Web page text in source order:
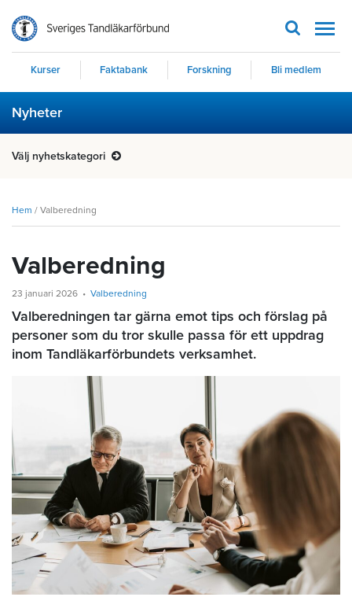
Kurser Faktabank Forskning Bli medlem
Nyheter
Välj nyhetskategori
Hem / Valberedning
Valberedning
23 januari 2026 Valberedning
Valberedningen tar gärna emot tips och förslag på
personer som du tror skulle passa för ett uppdrag
inom Tandläkarförbundets verksamhet.